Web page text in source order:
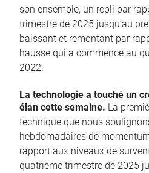
son ensemble, un repli par
trimestre de 2025 jusqu’au
baissant et remontant par
hausse qui a commencé au
2022.
La technologie a touché un
élan cette semaine. La
technique que nous
hebdomadaires de
rapport aux niveaux de
quatrième trimestre de 2025